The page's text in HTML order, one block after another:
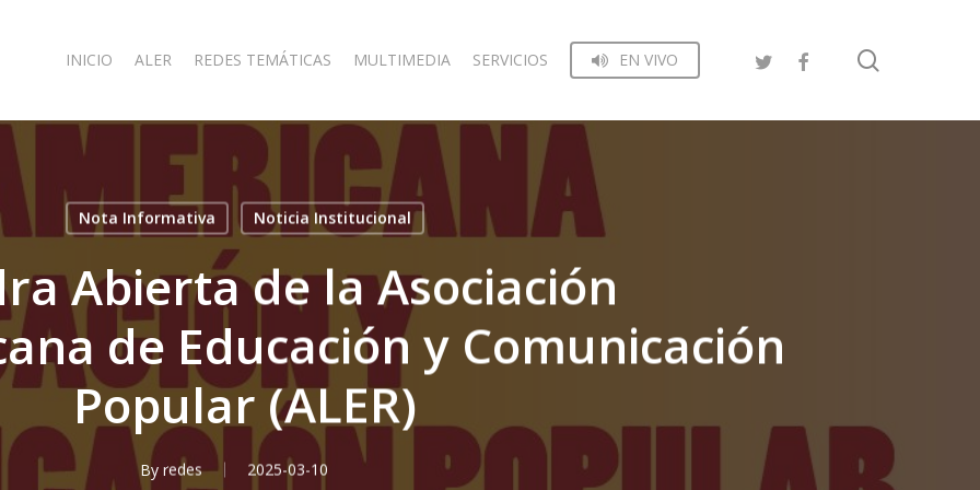
INICIO ALER REDES TEMÁTICAS MULTIMEDIA SERVICIOS EN VIVO
Nota Informativa Noticia Institucional
Abierta de la Asociación
de Educación y Comunicación
Popular (ALER)
By redes 2025-03-10